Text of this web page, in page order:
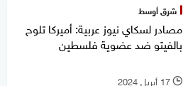
شرق أوسط
مصادر لسكاي نيوز عربية: أميركا تلوح
بالفيتو ضد عضوية فلسطين
l 17 أبريل 2024